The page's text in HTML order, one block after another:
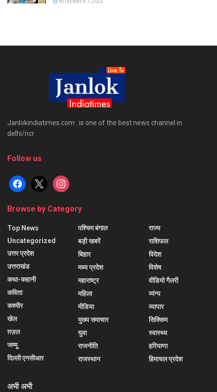
NOVEMBER 1, 2025
Janlokindiatimes.com : is one of the best news channel in
delhi/ncr
Follow us
facebook
x instagram
Browse by Category
Top News
Uncategorized
उत्तर प्रदेश
उत्तराखंड
कथा-कहानी
कविता
कश्मीर
खेल
ग़ज़ल
जम्मू
दिल्ली एनसीआर
पश्चिम बंगाल
बड़ी खबरें
बिहार
मध्य प्रदेश
महाराष्ट्र
महिला
मीडिया
मुख्य समाचार
युवा
राजनीति
राजस्थान
राज्य
राशिफल
विदेश
विशेष
वीडियो गैलरी
व्यंग्य
व्यापार
सिक्किम
स्वास्थ्य
हरियाणा
हिमाचल प्रदेश
अभी अभी